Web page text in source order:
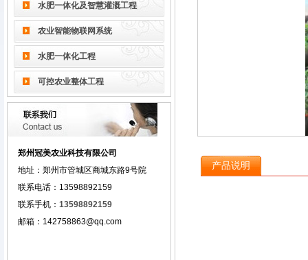
水肥一体化及智慧灌溉工程
农业智能物联网系统
水肥一体化工程
可控农业整体工程
郑州冠美农业科技有限公司
地址： 郑州市管城区商城东路9号院
联系电话：13598892159
联系手机 ： 13598892159
邮箱：142758863@qq.com
产品说明